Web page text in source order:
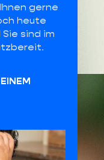
gerne
heute
sind im